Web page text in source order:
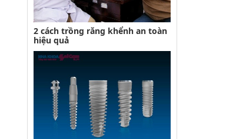
2 cách trồng răng khểnh an toàn
hiệu quả